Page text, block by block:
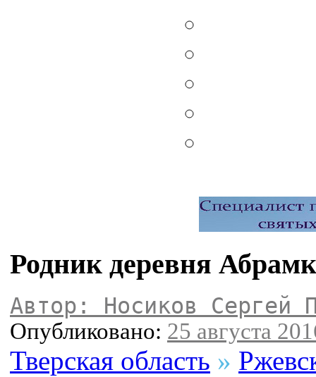
Родник деревня
Автор: Носиков Сергей
Опубликовано: 25 августа
Тверская область »